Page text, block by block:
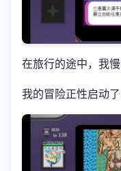
在旅行的途中，我
我的冒险正性启动